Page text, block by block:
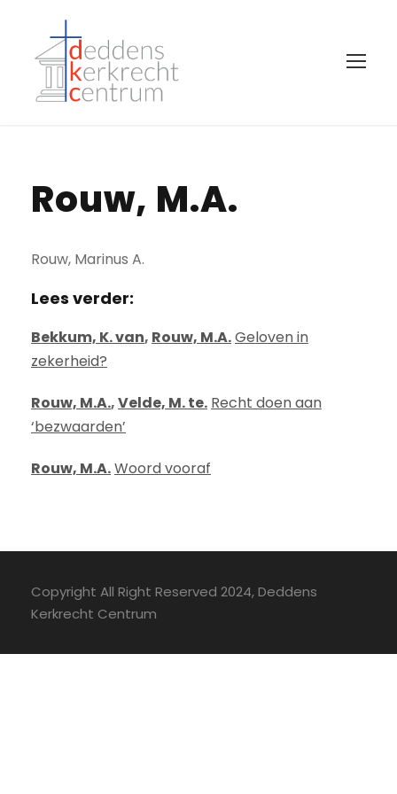
Rouw, M.A.
Rouw, Marinus A.
Lees verder:
Bekkum, K. van, Rouw, M.A.Geloven in
zekerheid?
Rouw, M.A.,Velde, M. te. Recht doen aan
‘bezwaarden’
Rouw, M.A.Woord vooraf
Copyright All Right Reserved 2024, Deddens
Kerkrecht Centrum